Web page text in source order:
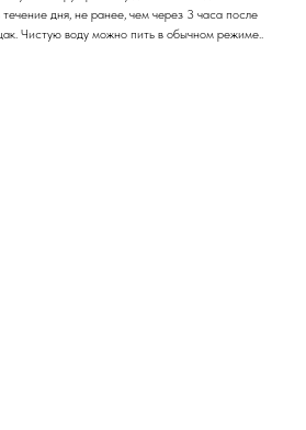
дня, не ранее, чем через 3 часа после
Чистую воду можно пить в обычном режиме..